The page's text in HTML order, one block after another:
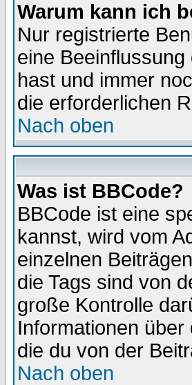
Warum kann ich
Nur registrierte
eine
hast und immer
die erforderlichen
Nach oben
Was ist BBCode?
BBCode ist eine
kannst, wird vom
einzelnen
die Tags sind von
große Kontrolle
Informationen
die du von der
Nach oben